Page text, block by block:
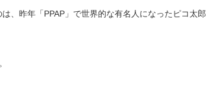
、昨年「PPAP」で世界的な有名人になったピコ太郎